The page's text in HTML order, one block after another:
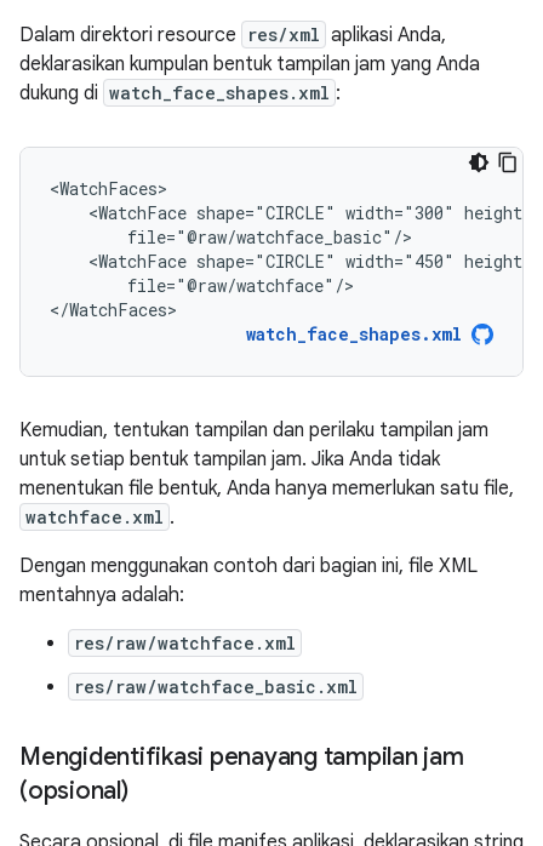
Dalam direktori resource
res/xml aplikasi Anda,
deklarasikan kumpulan bentuk tampilan jam yang Anda
dukung di watch_face_shapes.xml :
<WatchFace shape="CIRCLE" width="300"
<WatchFace shape="CIRCLE" width="450"
file="@raw/watchface"/>
</WatchFaces>
watch_face_shapes.xml
Kemudian, tentukan tampilan dan perilaku tampilan jam
untuk setiap bentuk tampilan jam. Jika Anda tidak
menentukan file bentuk, Anda hanya memerlukan satu file,
watchface.xml .
Dengan menggunakan contoh dari bagian ini, file XML
mentahnya adalah:
res/raw/watchface.xml
res/raw/watchface_basic.xml
Mengidentifikasi penayang tampilan jam
(opsional)